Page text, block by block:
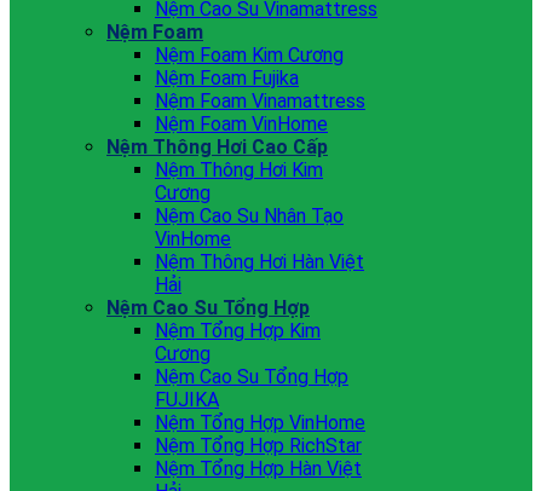
Nệm Cao Su Vinamattress
Nệm Foam
Nệm Foam Kim Cương
Nệm Foam Fujika
Nệm Foam Vinamattress
Nệm Foam VinHome
Nệm Thông Hơi Cao Cấp
Nệm Thông Hơi Kim
Cương
Nệm Cao Su Nhân Tạo
VinHome
Nệm Thông Hơi Hàn Việt
Hải
Nệm Cao Su Tổng Hợp
Nệm Tổng Hợp Kim
Cương
Nệm Cao Su Tổng Hợp
FUJIKA
Nệm Tổng Hợp VinHome
Nệm Tổng Hợp RichStar
Nệm Tổng Hợp Hàn Việt